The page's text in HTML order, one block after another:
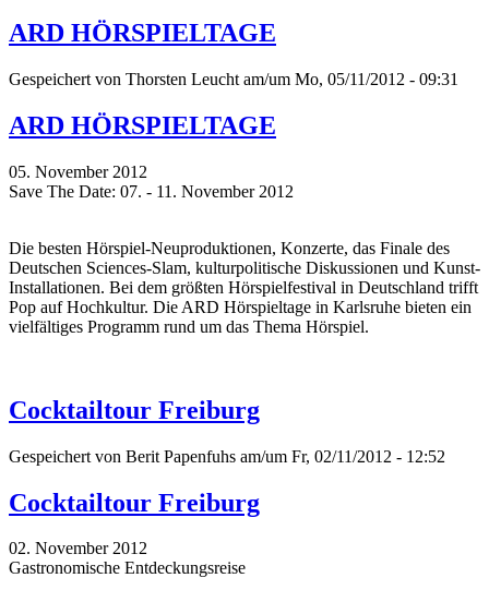
ARD HÖRSPIELTAGE
Gespeichert von Thorsten Leucht am/um Mo, 05/11/2012 - 09:31
ARD HÖRSPIELTAGE
05. November 2012
Save The Date: 07. - 11. November 2012
Die besten Hörspiel-Neuproduktionen, Konzerte, das Finale des
Deutschen Sciences-Slam, kulturpolitische Diskussionen und Kunst-
Installationen. Bei dem größten Hörspielfestival in Deutschland trifft
Pop auf Hochkultur. Die ARD Hörspieltage in Karlsruhe bieten ein
vielfältiges Programm rund um das Thema Hörspiel.
Cocktailtour Freiburg
Gespeichert von Berit Papenfuhs am/um Fr, 02/11/2012 - 12:52
Cocktailtour Freiburg
02. November 2012
Gastronomische Entdeckungsreise